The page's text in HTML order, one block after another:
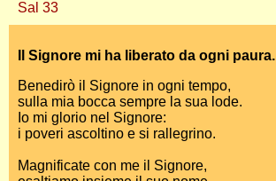
Sal 33
Il Signore mi ha liberato da ogni paura.
Benedirò il Signore in ogni tempo,
sulla mia bocca sempre la sua lode.
Io mi glorio nel Signore:
i poveri ascoltino e si rallegrino.
Magnificate con me il Signore,